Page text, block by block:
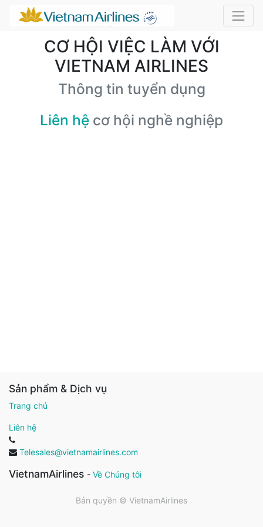
CƠ HỘI VIỆC LÀM VỚI
VIETNAM AIRLINES
Thông tin tuyển dụng
Liên hệ cơ hội nghề nghiệp
Sản phẩm & Dịch vụ
Trang chủ
Liên hệ
Telesales@vietnamairlines.com
VietnamAirlines - Về Chúng tôi
Bản quyền © VietnamAirlines